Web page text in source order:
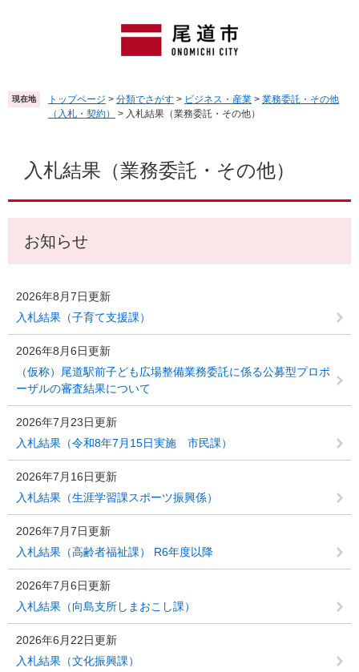
頭
で
飛
ば
現在地 トップページ > 分類でさがす > ビジネス・産業 > 業務委託・その他
（入札・契約）
> 入札結果（業務委託・その他）
入札結果（業務委託・その他）
お知らせ
2026年8月7日更新
入札結果（子育て支援課）
2026年8月6日更新
（仮称）尾道駅前子ども広場整備業務委託に係る公募型プロポ
ーザルの審査結果について
2026年7月23日更新
入札結果（令和8年7月15日実施 市民課）
2026年7月16日更新
入札結果（生涯学習課スポーツ振興係）
2026年7月7日更新
入札結果（高齢者福祉課） R6年度以降
2026年7月6日更新
入札結果（向島支所しまおこし課）
2026年6月22日更新
入札結果（文化振興課）